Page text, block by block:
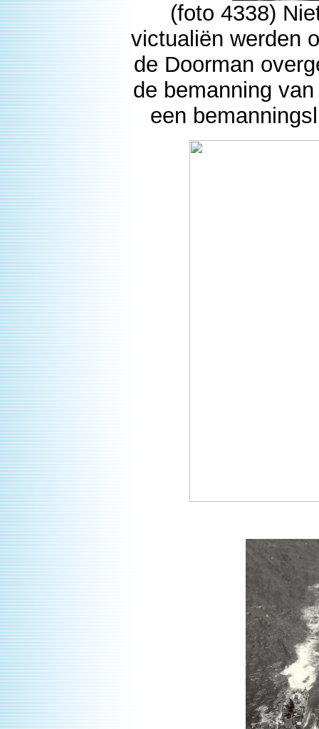
(foto 4338)
victualiën werden
de Doorman
de bemanning
een